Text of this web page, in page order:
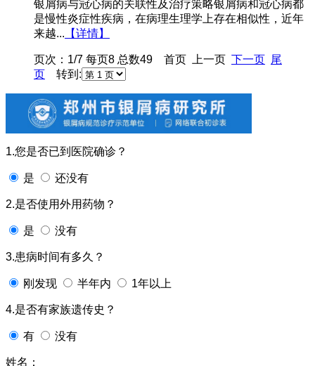
银屑病与冠心病的关联性及治疗策略银屑病和冠心病都
是慢性炎症性疾病，在病理生理学上存在相似性，近年
来越... 【详情】
页次：1/7 每页8 总数49 首页 上一页 下一页 尾
页 转到:
1.您是否已到医院确诊？
是 还没有
2.是否使用外用药物？
是 没有
3.患病时间有多久？
刚发现 半年内 1年以上
4.是否有家族遗传史？
有 没有
姓名：